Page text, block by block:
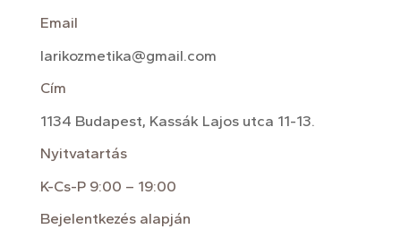
Email
larikozmetika@gmail.com
Cím
1134 Budapest, Kassák Lajos utca 11-13.
Nyitvatartás
K-Cs-P 9:00 – 19:00
Bejelentkezés alapján